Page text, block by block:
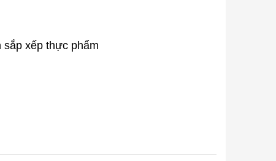
sắp xếp thực phẩm